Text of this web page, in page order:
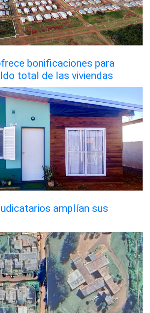
bonificaciones para
total de las viviendas
amplían sus